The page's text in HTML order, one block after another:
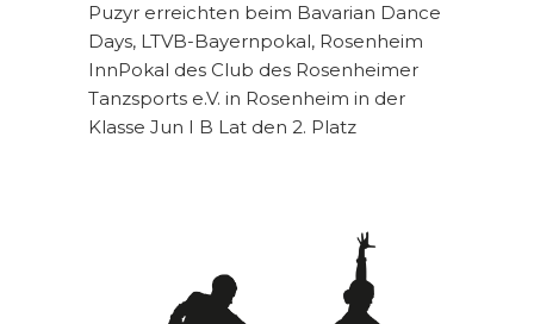
Puzyr erreichten beim Bavarian Dance
Days, LTVB-Bayernpokal, Rosenheim
InnPokal des Club des Rosenheimer
Tanzsports e.V. in Rosenheim in der
Klasse Jun I B Lat den 2. Platz